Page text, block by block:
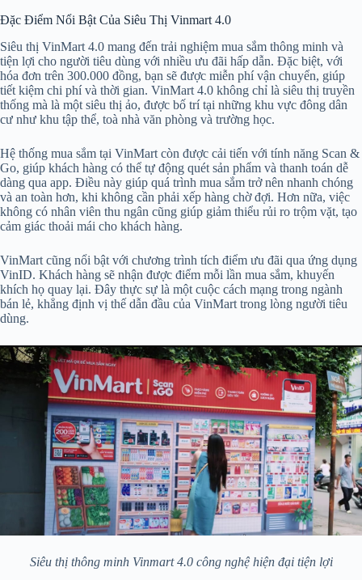
Đặc Điểm Nổi Bật Của Siêu Thị Vinmart 4.0
Siêu thị VinMart 4.0 mang đến trải nghiệm mua sắm thông minh và
tiện lợi cho người tiêu dùng với nhiều ưu đãi hấp dẫn. Đặc biệt, với
hóa đơn trên 300.000 đồng, bạn sẽ được miễn phí vận chuyển, giúp
tiết kiệm chi phí và thời gian. VinMart 4.0 không chỉ là siêu thị truyền
thống mà là một siêu thị ảo, được bố trí tại những khu vực đông dân
cư như khu tập thể, toà nhà văn phòng và trường học.
Hệ thống mua sắm tại VinMart còn được cải tiến với tính năng Scan &
Go, giúp khách hàng có thể tự động quét sản phẩm và thanh toán dễ
dàng qua app. Điều này giúp quá trình mua sắm trở nên nhanh chóng
và an toàn hơn, khi không cần phải xếp hàng chờ đợi. Hơn nữa, việc
không có nhân viên thu ngân cũng giúp giảm thiểu rủi ro trộm vặt, tạo
cảm giác thoải mái cho khách hàng.
VinMart cũng nổi bật với chương trình tích điểm ưu đãi qua ứng dụng
VinID. Khách hàng sẽ nhận được điểm mỗi lần mua sắm, khuyến
khích họ quay lại. Đây thực sự là một cuộc cách mạng trong ngành
bán lẻ, khẳng định vị thế dẫn đầu của VinMart trong lòng người tiêu
dùng.
Siêu thị thông minh Vinmart 4.0 công nghệ hiện đại tiện lợi